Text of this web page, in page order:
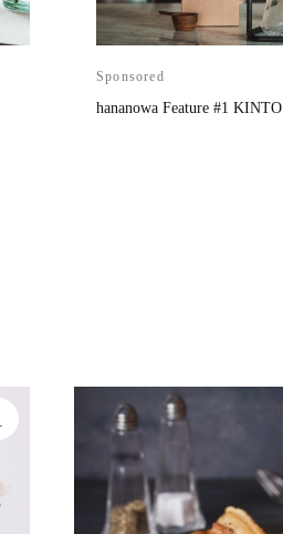
Sponsored
hananowa Feature #1 KINTO